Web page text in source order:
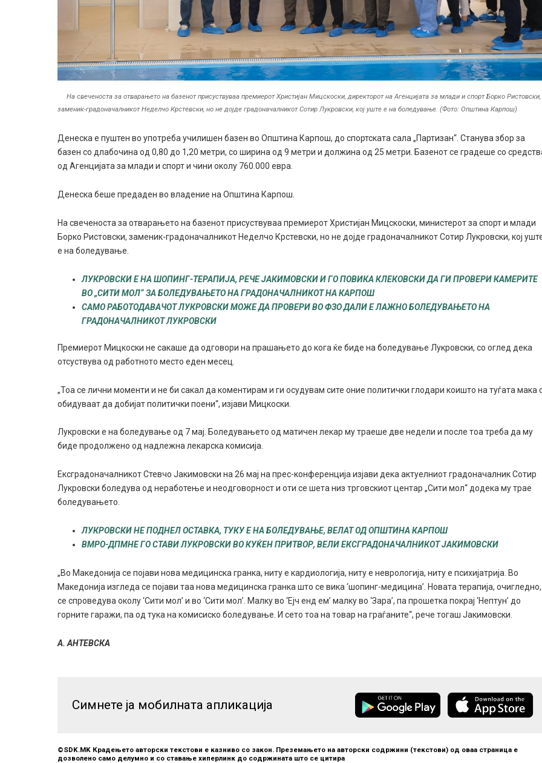
На свеченоста за отварањето на базенот присуствуваа премиерот Христијан Мицскоски, директорот на Агенцијата за млади и спорт Борко Ристовски,
заменик-градоначалникот Неделчо Крстевски, но не дојде градоначалникот Сотир Лукровски, кој уште е на боледување. (Фото: Општина Карпош)
Денеска е пуштен во употреба училишен базен во Општина Карпош, до спортската сала „Партизан“. Станува збор за
базен со длабочина од 0,80 до 1,20 метри, со ширина од 9 метри и должина од 25 метри. Базенот се градеше со
од Агенцијата за млади и спорт и чини околу 760.000 евра.
Денеска беше предаден во владение на Општина Карпош.
На свеченоста за отварањето на базенот присуствуваа премиерот Христијан Мицскоски, министерот за спорт и млади
Борко Ристовски, заменик-градоначалникот Неделчо Крстевски, но не дојде градоначалникот Сотир Лукровски, кој
е на боледување.
ЛУКРОВСКИ Е НА ШОПИНГ-ТЕРАПИЈА, РЕЧЕ ЈАКИМОВСКИ И ГО ПОВИКА КЛЕКОВСКИ ДА ГИ ПРОВЕРИ КАМЕРИТЕ
ВО „СИТИ МОЛ“ ЗА БОЛЕДУВАЊЕТО НА ГРАДОНАЧАЛНИКОТ НА КАРПОШ
САМО РАБОТОДАВАЧОТ ЛУКРОВСКИ МОЖЕ ДА ПРОВЕРИ ВО ФЗО ДАЛИ Е ЛАЖНО БОЛЕДУВАЊЕТО НА
ГРАДОНАЧАЛНИКОТ ЛУКРОВСКИ
Премиерот Мицкоски не сакаше да одговори на прашањето до кога ќе биде на боледување Лукровски, со оглед дека
отсуствува од работното место еден месец.
„Тоа се лични моменти и не би сакал да коментирам и ги осудувам сите оние политички глодари коишто на туѓата мака
обидуваат да добијат политички поени“, изјави Мицкоски.
Лукровски е на боледување од 7 мај. Боледувањето од матичен лекар му траеше две недели и после тоа треба да му
биде продолжено од надлежна лекарска комисија.
Ексградоначалникот Стевчо Јакимовски на 26 мај на прес-конференција изјави дека актуелниот градоначалник Сотир
Лукровски боледува од неработење и неодговорност и оти се шета низ трговскиот центар „Сити мол“ додека му трае
боледувањето.
ЛУКРОВСКИ НЕ ПОДНЕЛ ОСТАВКА, ТУКУ Е НА БОЛЕДУВАЊЕ, ВЕЛАТ ОД ОПШТИНА КАРПОШ
ВМРО-ДПМНЕ ГО СТАВИ ЛУКРОВСКИ ВО КУЌЕН ПРИТВОР, ВЕЛИ ЕКСГРАДОНАЧАЛНИКОТ ЈАКИМОВСКИ
„Во Македонија се појави нова медицинска гранка, ниту е кардиологија, ниту е неврологија, ниту е психијатрија. Во
Македонија изгледа се појави таа нова медицинска гранка што се вика ‘шопинг-медицина’. Новата терапија, очигледно,
се спроведува околу ‘Сити мол’ и во ‘Сити мол’. Малку во ‘Ејч енд ем’ малку во ‘Зара’, па прошетка покрај ‘Нептун’ до
горните гаражи, па од тука на комисиско боледување. И сето тоа на товар на граѓаните“, рече тогаш Јакимовски.
А. АНТЕВСКА
Симнете ја мобилната апликација
©SDK.MK Крадењето авторски текстови е казниво со закон. Преземањето на авторски содржини (текстови) од оваа страница е
дозволено само делумно и со ставање хиперлинк до содржината што се цитира